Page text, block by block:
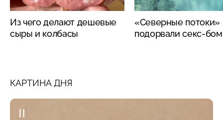
Из чего делают дешевые
сыры и колбасы
«Северные потоки»
подорвали секс-
КАРТИНА ДНЯ